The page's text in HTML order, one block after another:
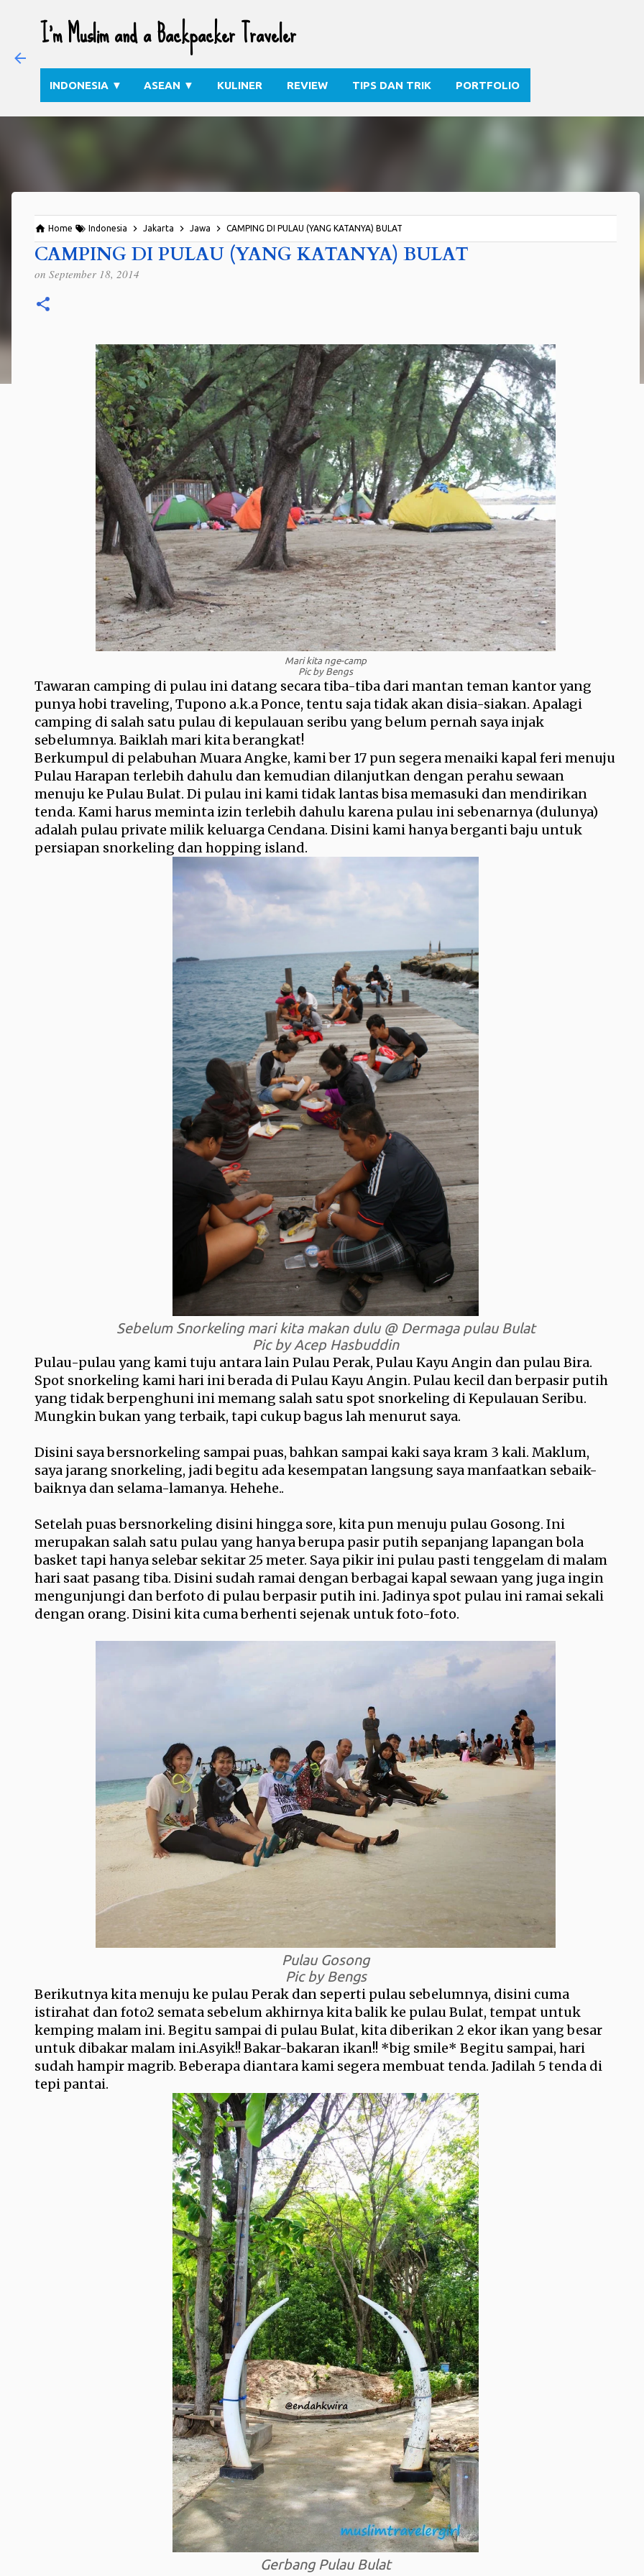
I'm Muslim and a Backpacker Traveler
INDONESIA ▼ ASEAN ▼ KULINER REVIEW TIPS DAN TRIK PORTFOLIO
Home Indonesia Jakarta Jawa CAMPING DI PULAU (YANG KATANYA) BULAT
CAMPING DI PULAU (YANG KATANYA) BULAT
on September 18, 2014
Mari kita nge-camp
Pic by Bengs
Tawaran camping di pulau ini datang secara tiba-tiba dari mantan teman kantor yang
punya hobi traveling, Tupono a.k.a Ponce, tentu saja tidak akan disia-siakan. Apalagi
camping di salah satu pulau di kepulauan seribu yang belum pernah saya injak
sebelumnya. Baiklah mari kita berangkat!
Berkumpul di pelabuhan Muara Angke, kami ber 17 pun segera menaiki kapal feri menuju
Pulau Harapan terlebih dahulu dan kemudian dilanjutkan dengan perahu sewaan
menuju ke Pulau Bulat. Di pulau ini kami tidak lantas bisa memasuki dan mendirikan
tenda. Kami harus meminta izin terlebih dahulu karena pulau ini sebenarnya (dulunya)
adalah pulau private milik keluarga Cendana. Disini kami hanya berganti baju untuk
persiapan snorkeling dan hopping island.
Sebelum Snorkeling mari kita makan dulu @ Dermaga pulau Bulat
Pic by Acep Hasbuddin
Pulau-pulau yang kami tuju antara lain Pulau Perak, Pulau Kayu Angin dan pulau Bira.
Spot snorkeling kami hari ini berada di Pulau Kayu Angin. Pulau kecil dan berpasir putih
yang tidak berpenghuni ini memang salah satu spot snorkeling di Kepulauan Seribu.
Mungkin bukan yang terbaik, tapi cukup bagus lah menurut saya.
Disini saya bersnorkeling sampai puas, bahkan sampai kaki saya kram 3 kali. Maklum,
saya jarang snorkeling, jadi begitu ada kesempatan langsung saya manfaatkan sebaik-
baiknya dan selama-lamanya. Hehehe..
Setelah puas bersnorkeling disini hingga sore, kita pun menuju pulau Gosong. Ini
merupakan salah satu pulau yang hanya berupa pasir putih sepanjang lapangan bola
basket tapi hanya selebar sekitar 25 meter. Saya pikir ini pulau pasti tenggelam di malam
hari saat pasang tiba. Disini sudah ramai dengan berbagai kapal sewaan yang juga ingin
mengunjungi dan berfoto di pulau berpasir putih ini. Jadinya spot pulau ini ramai sekali
dengan orang. Disini kita cuma berhenti sejenak untuk foto-foto.
Pulau Gosong
Pic by Bengs
Berikutnya kita menuju ke pulau Perak dan seperti pulau sebelumnya, disini cuma
istirahat dan foto2 semata sebelum akhirnya kita balik ke pulau Bulat, tempat untuk
kemping malam ini. Begitu sampai di pulau Bulat, kita diberikan 2 ekor ikan yang besar
untuk dibakar malam ini.Asyik!! Bakar-bakaran ikan!! *big smile* Begitu sampai, hari
sudah hampir magrib. Beberapa diantara kami segera membuat tenda. Jadilah 5 tenda di
tepi pantai.
Gerbang Pulau Bulat